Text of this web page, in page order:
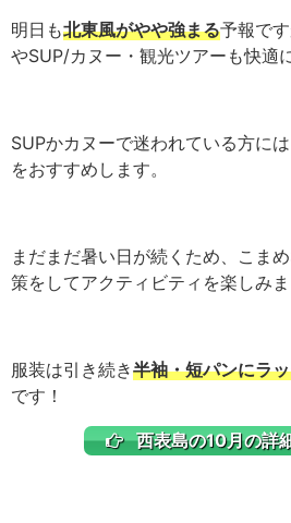
明日も北東風がやや強まる予報で
やSUP/カヌー・観光ツアーも快適
SUPかカヌーで迷われている方に
をおすすめします。
まだまだ暑い日が続くため、こま
策をしてアクティビティを楽しみま
服装は引き続き半袖・短パンにラ
です！
西表島の10月の詳